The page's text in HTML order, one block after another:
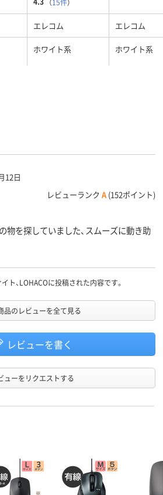
（15件）
エレコム エレコム
ホワイト系 ホワイト系
6カ月 1年間
12日
レビューランク A (152ポイント)
物を探していました、スムーズに動き助
ト、LOHACOに投稿された内容です。
品のレビューを全て見る
レビューを書く
ューをリクエストする